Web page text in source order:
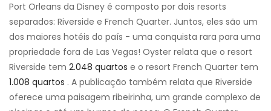
Port Orleans da Disney é composto por dois resorts
separados: Riverside e French Quarter. Juntos, eles são um
dos maiores hotéis do país - uma conquista rara para uma
propriedade fora de Las Vegas! Oyster relata que o resort
Riverside tem 2.048 quartos e o resort French Quarter tem
1.008 quartos . A publicação também relata que Riverside
oferece uma paisagem ribeirinha, um grande complexo de